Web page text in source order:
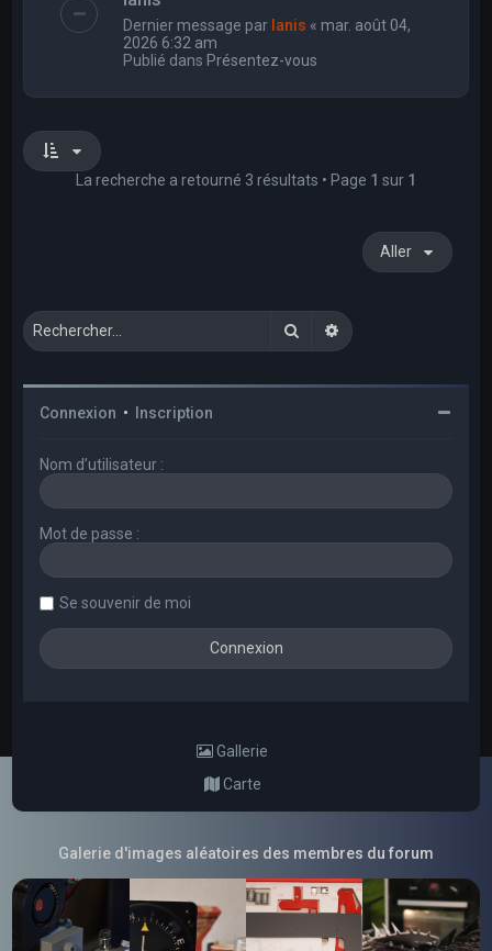
Dernier message par Ianis « mar. août 04,
2026 6:32 am
Publié dans Présentez-vous
La recherche a retourné 3 résultats • Page 1 sur 1
Aller
RechercherRecherche avancée
Connexion • Inscription
Nom d’utilisateur :
Mot de passe :
Se souvenir de moi
Gallerie
Carte
Galerie d'images aléatoires des membres du forum